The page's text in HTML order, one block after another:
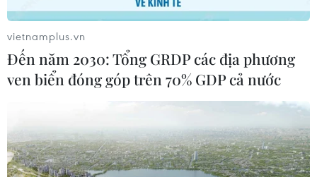
vietnamplus.vn
Đến năm 2030: Tổng GRDP các địa phương
ven biển đóng góp trên 70% GDP cả nước